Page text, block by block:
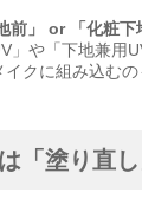
前」 or 「化粧下
」や「下地兼用
クに組み込むの
「塗り直し